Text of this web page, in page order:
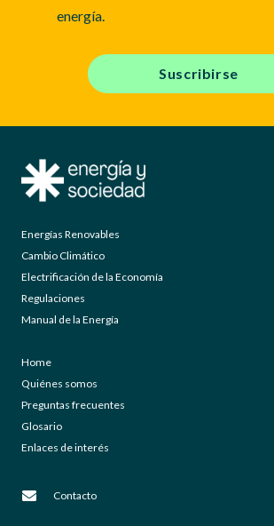
energía.
Suscribirse
Energías Renovables
Cambio Climático
Electrificación de la Economía
Regulaciones
Manual de la Energía
Home
Quiénes somos
Preguntas frecuentes
Glosario
Enlaces de interés
Contacto